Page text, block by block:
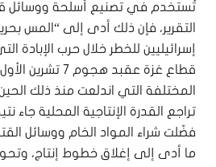
تُستخدم في تصنيع أسلحة ووسائل
التقرير، فإن ذلك أدى إلى “المس
إسرائيليين للخطر خلال حرب الإبادة
المختلفة التي اندلعت منذ ذلك
تراجع القدرة الإنتاجية المحلية جاء
فضّلت شراء المواد الخام ووسائل
ما أدى إلى إغلاق خطوط إنتاج،